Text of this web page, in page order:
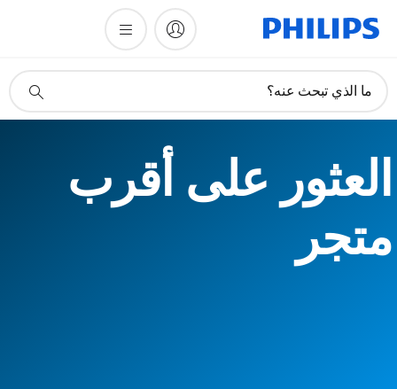
دعم
ما الذي تبحث عنه؟
العثور على أقرب
متجر